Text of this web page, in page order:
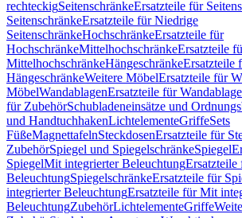
rechteckigSeitenschränkeErsatzteile für
SeitenschränkeErsatzteile für Niedrige
SeitenschränkeHochschränkeErsatzteile für
HochschränkeMittelhochschränkeErsatzteile
MittelhochschränkeHängeschränkeErsatzteile
HängeschränkeWeitere MöbelErsatzteile für
MöbelWandablagenErsatzteile für
für ZubehörSchubladeneinsätze und
und HandtuchhakenLichtelementeGriffeSets
FüßeMagnettafelnSteckdosenErsatzteile für
ZubehörSpiegel und SpiegelschränkeSpiegel
SpiegelMit integrierter Beleuchtung
BeleuchtungSpiegelschränkeErsatzteile für
integrierter BeleuchtungErsatzteile für Mit
BeleuchtungZubehörLichtelementeGriffe